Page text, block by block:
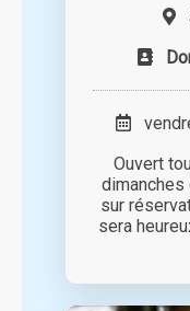
Ouvert
sur
sera